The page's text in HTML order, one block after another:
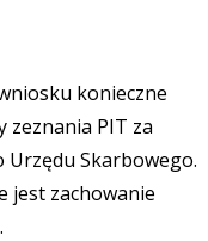
konieczne
zeznania PIT za
Urzędu Skarbowego.
jest zachowanie